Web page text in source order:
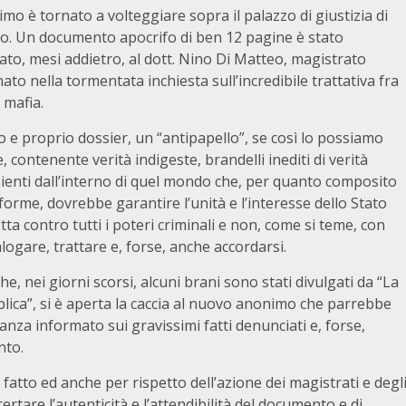
è tornato a volteggiare sopra il palazzo di giustizia di
Un documento apocrifo di ben 12 pagine è stato
mesi addietro, al dott. Nino Di Matteo, magistrato
nella tormentata inchiesta sull’incredibile trattativa fra
e proprio dossier, un “antipapello”, se così lo possiamo
contenente verità indigeste, brandelli inediti di verità
dall’interno di quel mondo che, per quanto composito
dovrebbe garantire l’unità e l’interesse dello Stato
contro tutti i poteri criminali e non, come si teme, con
trattare e, forse, anche accordarsi.
nei giorni scorsi, alcuni brani sono stati divulgati da “La
si è aperta la caccia al nuovo anonimo che parrebbe
informato sui gravissimi fatti denunciati e, forse,
ed anche per rispetto dell’azione dei magistrati e degli